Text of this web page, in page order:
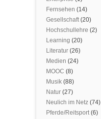
Fernsehen (14)
Gesellschaft(20)
Hochschullehre (2)
Learning (20)
Literatur (26)
Medien (24)
MOOC (8)
Musik (88)
Natur (27)
Neulich im Netz (74)
Pferde/Reitsport(6)